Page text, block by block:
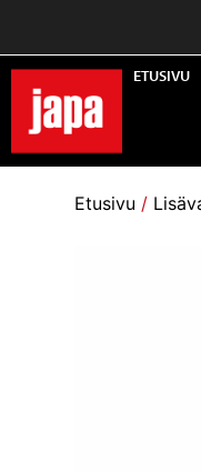
ETUSIVU
Etusivu /